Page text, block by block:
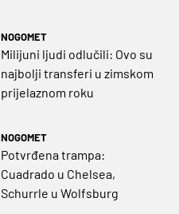
NOGOMET
Milijuni ljudi odlučili: Ovo su
najbolji transferi u zimskom
prijelaznom roku
NOGOMET
Potvrđena trampa:
Cuadrado u Chelsea,
Schurrle u Wolfsburg